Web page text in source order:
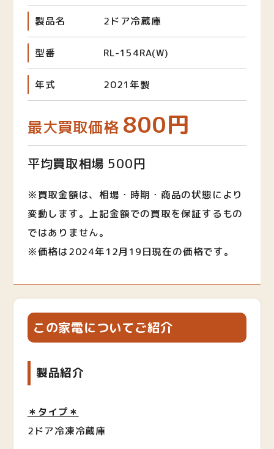
製品名 2ドア冷蔵庫
型番 RL-154RA(W)
年式 2021年製
最大買取価格 800円
平均買取相場 500円
※買取金額は、相場・時期・商品の状態により
変動します。上記金額での買取を保証するもの
ではありません。
※価格は2024年12月19日現在の価格です。
この家電についてご紹介
製品紹介
＊タイプ＊
2ドア冷凍冷蔵庫